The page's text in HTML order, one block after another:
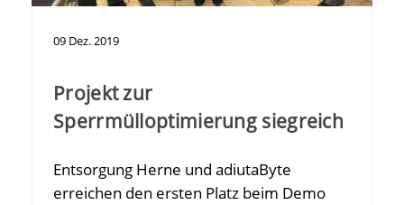
09 Dez.2019
Projekt zur
Sperrmülloptimierung siegreich
Entsorgung Herne und adiutaByte
erreichen den ersten Platz beim Demo